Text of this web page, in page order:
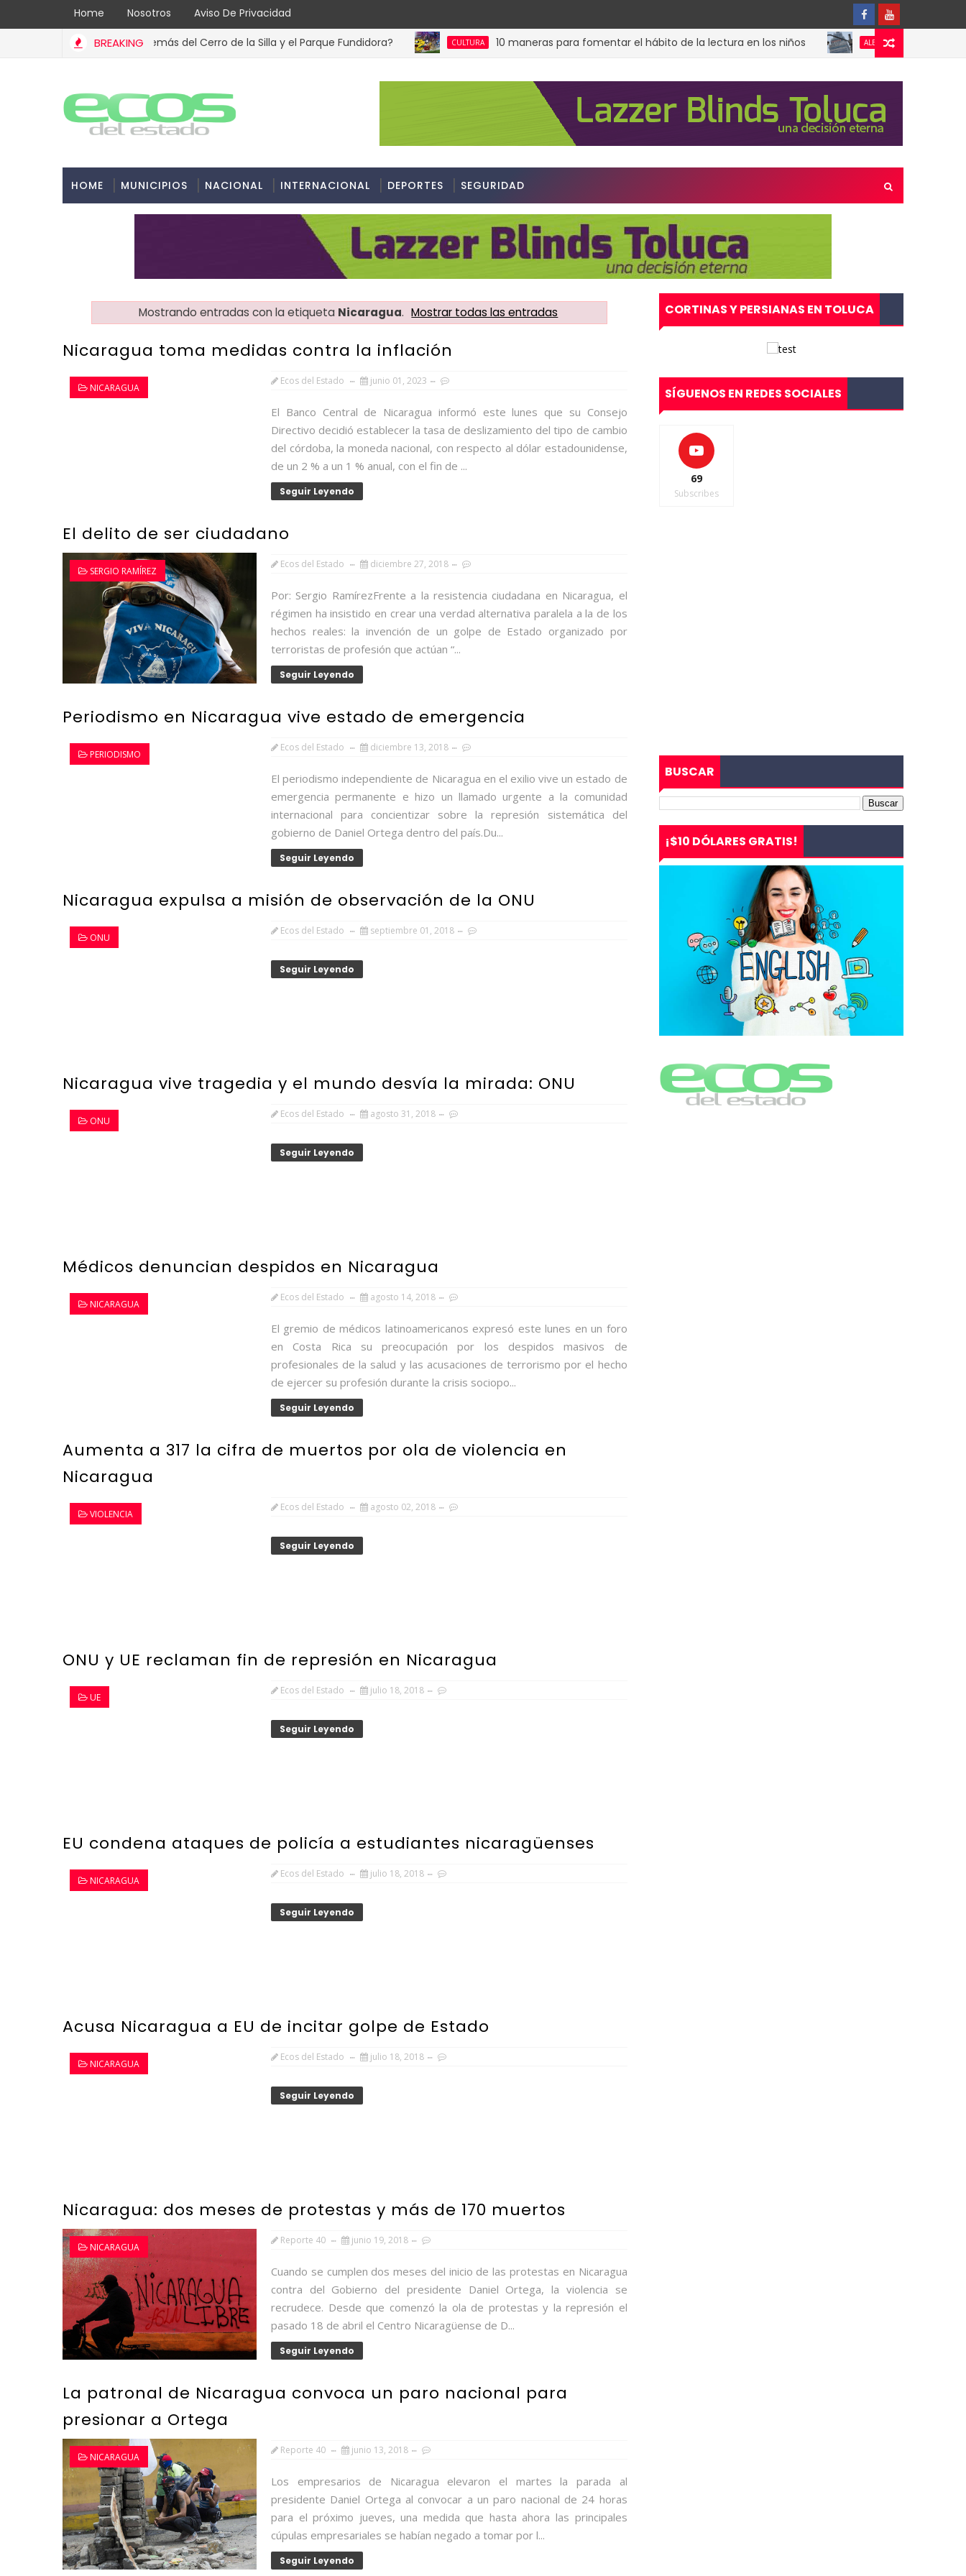
Home Nosotros Aviso De Privacidad
BREAKING
de Nuevo León además del Cerro de la Silla y el Parque Fundidora? CULTURA 10 maneras para fomentar el hábito de la lectura en los niños ALERTA SÍSMICA
HOME MUNICIPIOS NACIONAL INTERNACIONAL DEPORTES SEGURIDAD
Mostrando entradas con la etiqueta Nicaragua. Mostrar todas las entradas
Nicaragua toma medidas contra la inflación
NICARAGUA
Ecos del Estado junio 01, 2023
El Banco Central de Nicaragua informó este lunes que su Consejo
Directivo decidió establecer la tasa de deslizamiento del tipo de cambio
del córdoba, la moneda nacional, con respecto al dólar estadounidense,
de un 2 % a un 1 % anual, con el fin de ...
Seguir Leyendo
El delito de ser ciudadano
SERGIO RAMÍREZ
Ecos del Estado diciembre 27, 2018
Por: Sergio RamírezFrente a la resistencia ciudadana en Nicaragua, el
régimen ha insistido en crear una verdad alternativa paralela a la de los
hechos reales: la invención de un golpe de Estado organizado por
terroristas de profesión que actúan “...
Seguir Leyendo
Periodismo en Nicaragua vive estado de emergencia
PERIODISMO
Ecos del Estado diciembre 13, 2018
El periodismo independiente de Nicaragua en el exilio vive un estado de
emergencia permanente e hizo un llamado urgente a la comunidad
internacional para concientizar sobre la represión sistemática del
gobierno de Daniel Ortega dentro del país.Du...
Seguir Leyendo
Nicaragua expulsa a misión de observación de la ONU
ONU
Ecos del Estado septiembre 01, 2018
Seguir Leyendo
Nicaragua vive tragedia y el mundo desvía la mirada: ONU
ONU
Ecos del Estado agosto 31, 2018
Seguir Leyendo
Médicos denuncian despidos en Nicaragua
NICARAGUA
Ecos del Estado agosto 14, 2018
El gremio de médicos latinoamericanos expresó este lunes en un foro
en Costa Rica su preocupación por los despidos masivos de
profesionales de la salud y las acusaciones de terrorismo por el hecho
de ejercer su profesión durante la crisis sociopo...
Seguir Leyendo
Aumenta a 317 la cifra de muertos por ola de violencia en
Nicaragua
VIOLENCIA
Ecos del Estado agosto 02, 2018
Seguir Leyendo
ONU y UE reclaman fin de represión en Nicaragua
UE
Ecos del Estado julio 18, 2018
Seguir Leyendo
EU condena ataques de policía a estudiantes nicaragüenses
NICARAGUA
Ecos del Estado julio 18, 2018
Seguir Leyendo
Acusa Nicaragua a EU de incitar golpe de Estado
NICARAGUA
Ecos del Estado julio 18, 2018
Seguir Leyendo
Nicaragua: dos meses de protestas y más de 170 muertos
NICARAGUA
Reporte 40 junio 19, 2018
Cuando se cumplen dos meses del inicio de las protestas en Nicaragua
contra del Gobierno del presidente Daniel Ortega, la violencia se
recrudece. Desde que comenzó la ola de protestas y la represión el
pasado 18 de abril el Centro Nicaragüense de D...
Seguir Leyendo
La patronal de Nicaragua convoca un paro nacional para
presionar a Ortega
NICARAGUA
Reporte 40 junio 13, 2018
Los empresarios de Nicaragua elevaron el martes la parada al
presidente Daniel Ortega al convocar a un paro nacional de 24 horas
para el próximo jueves, una medida que hasta ahora las principales
cúpulas empresariales se habían negado a tomar por l...
Seguir Leyendo
CORTINAS Y PERSIANAS EN TOLUCA
SÍGUENOS EN REDES SOCIALES
69
Subscribes
BUSCAR
¡$10 DÓLARES GRATIS!